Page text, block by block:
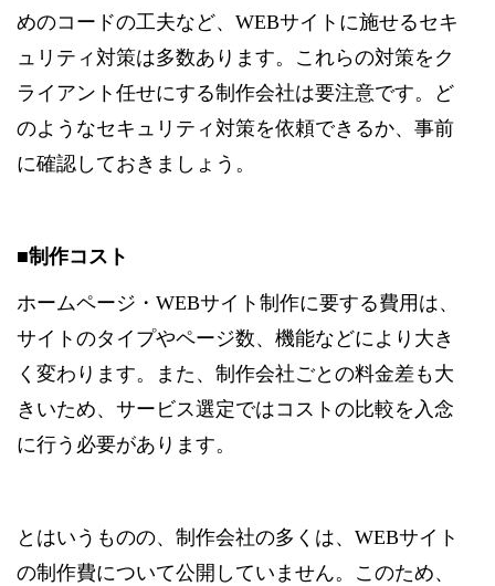
めのコードの工夫など、WEBサイトに施せるセキ
ュリティ対策は多数あります。これらの対策をク
ライアント任せにする制作会社は要注意です。ど
のようなセキュリティ対策を依頼できるか、事前
に確認しておきましょう。
■制作コスト
ホームページ・WEBサイト制作に要する費用は、
サイトのタイプやページ数、機能などにより大き
く変わります。また、制作会社ごとの料金差も大
きいため、サービス選定ではコストの比較を入念
に行う必要があります。
とはいうものの、制作会社の多くは、WEBサイト
の制作費について公開していません。このため、